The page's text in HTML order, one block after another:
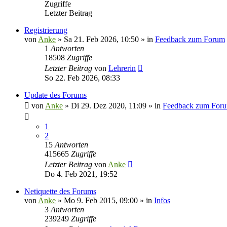
Zugriffe
Letzter Beitrag
Registrierung
von Anke » Sa 21. Feb 2026, 10:50 » in Feedback zum Forum
1 Antworten
18508 Zugriffe
Letzter Beitrag von Lehrerin
So 22. Feb 2026, 08:33
Update des Forums
von Anke » Di 29. Dez 2020, 11:09 » in Feedback zum
1
2
15 Antworten
415665 Zugriffe
Letzter Beitrag von Anke
Do 4. Feb 2021, 19:52
Netiquette des Forums
von Anke » Mo 9. Feb 2015, 09:00 » in Infos
3 Antworten
239249 Zugriffe